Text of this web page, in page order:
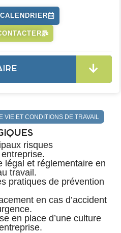
VIE ET CONDITIONS DE TRAVAIL
risques
légal et réglementaire en
travail.
pratiques de prévention
en cas d’accident
en place d’une culture